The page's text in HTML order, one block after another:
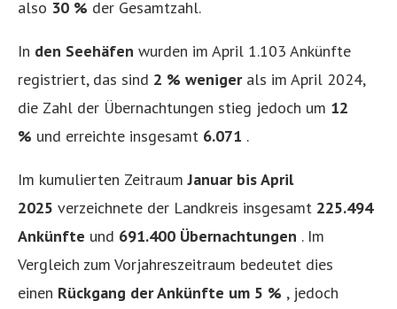
also 30 % der Gesamtzahl.
In den Seehäfen wurden im April 1.103 Ankünfte
registriert, das sind 2 % wenigerals im April 2024,
die Zahl der Übernachtungen stieg jedoch um 12
% und erreichte insgesamt 6.071 .
Im kumulierten ZeitraumJanuar bis April
2025 verzeichnete der Landkreis insgesamt 225.494
Ankünfte und 691.400 Übernachtungen . Im
Vergleich zum Vorjahreszeitraum bedeutet dies
einen Rückgang der Ankünfte um 5 % , jedoch